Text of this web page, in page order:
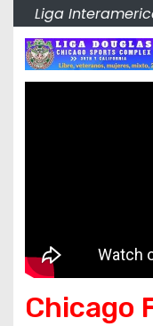
Liga
Chicago